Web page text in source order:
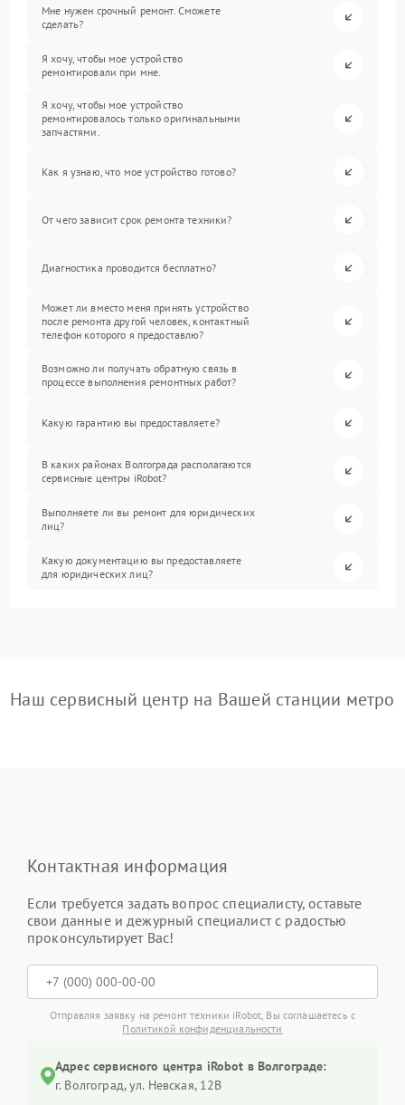
Мне нужен срочный ремонт. Сможете
сделать?
Я хочу, чтобы мое устройство
ремонтировали при мне.
Я хочу, чтобы мое устройство
ремонтировалось только оригинальными
запчастями.
Как я узнаю, что мое устройство готово?
От чего зависит срок ремонта техники?
Диагностика проводится бесплатно?
Может ли вместо меня принять устройство
после ремонта другой человек, контактный
телефон которого я предоставлю?
Возможно ли получать обратную связь в
процессе выполнения ремонтных работ?
Какую гарантию вы предоставляете?
В каких районах Волгограда располагаются
сервисные центры iRobot?
Выполняете ли вы ремонт для юридических
лиц?
Какую документацию вы предоставляете
для юридических лиц?
Наш сервисный центр на Вашей станции метро
Контактная информация
Если требуется задать вопрос специалисту, оставьте
свои данные и дежурный специалист с радостью
проконсультирует Вас!
Отправляя заявку на ремонт техники iRobot, Вы соглашаетесь с
Политикой конфиденциальности
Адрес сервисного центра iRobot в Волгограде:
г. Волгоград, ул. Невская, 12В